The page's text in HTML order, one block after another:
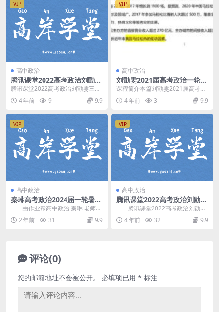
VIP
高中政治
腾讯课堂2022高考政治刘勖雯
三轮创新模拟题班 百度网盘分
腾讯课堂2022高考政治刘勖雯三轮
创新模拟题班，百度网盘高中政治
复习课程6.04...
4 年前 9 9.9
VIP
高中政治
刘勖雯2021届高考政治一轮复
习网课资源(百度网盘)
课程简介本篇刘勖雯2021届高考政
治一轮复习网课资源，由高考文综
复习名师 刘勖雯...
4 年前 3 9.9
VIP
高中政治
秦琳高考政治2024届一轮暑秋
尖端班(A+) 百度网盘分享
由作业帮高中政治 秦琳 老师讲
课，秦琳高考政治2024届一轮暑秋
尖端班，难度...
2 年前 31 9.9
VIP
高中政治
腾讯课堂2022高考政治刘勖雯
时政精度班 百度网盘分享
腾讯课堂2022高考政治刘勖雯
时政精度班，百度网盘分享高考政
治复习课程5.6...
4 年前 32 9.9
评论(0)
您的邮箱地址不会被公开。 必填项已用 * 标注